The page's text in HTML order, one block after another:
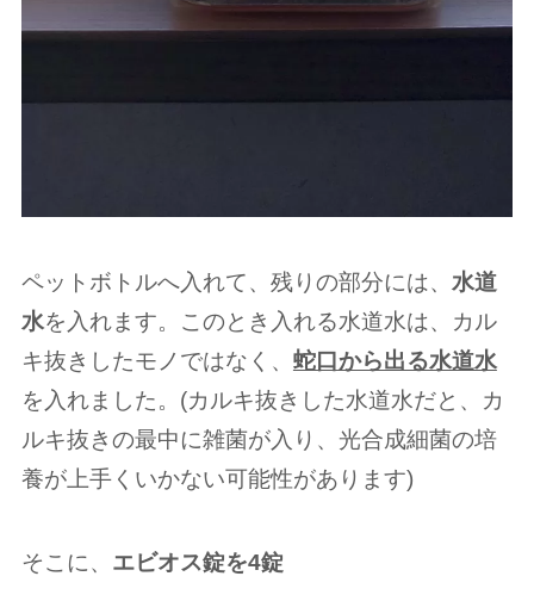
ペットボトルへ入れて、残りの部分には、 水道
水を入れます。このとき入れる水道水は、カル
キ抜きしたモノではなく、 蛇口から出る水道水
を入れました。(カルキ抜きした水道水だと、カ
ルキ抜きの最中に雑菌が入り、光合成細菌の培
養が上手くいかない可能性があります)
そこに、 エビオス錠を4錠